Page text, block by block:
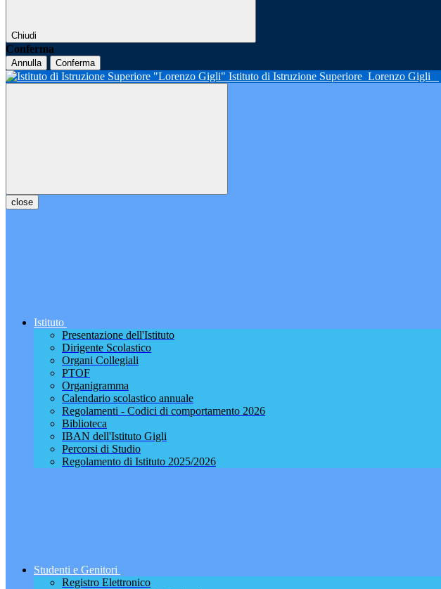
Chiudi
Conferma
Annulla Conferma
Istituto di Istruzione Superiore Lorenzo Gigli
close
Istituto
Presentazione dell'Istituto
Dirigente Scolastico
Organi Collegiali
PTOF
Organigramma
Calendario scolastico annuale
Regolamenti - Codici di comportamento 2026
Biblioteca
IBAN dell'Istituto Gigli
Percorsi di Studio
Regolamento di Istituto 2025/2026
Studenti e Genitori
Registro Elettronico